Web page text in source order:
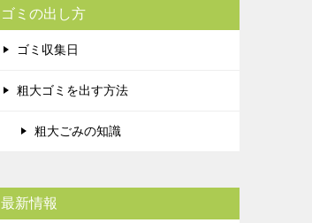
ゴミの出し方
ゴミ収集日
粗大ゴミを出す方法
粗大ごみの知識
最新情報